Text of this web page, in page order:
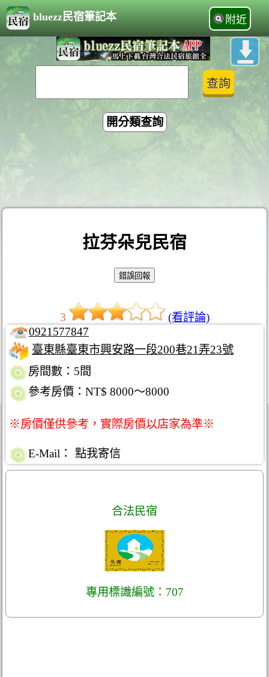
bluezz民宿筆記本 附近
開分類查詢
拉芬朵兒民宿
3
(看評論)
0921577847
臺東縣臺東市興安路一段200巷21弄23號
房間數：5間
參考房價：NT$ 8000～8000
※房價僅供參考，實際房價以店家為準※
E-Mail： 點我寄信
合法民宿
專用標識編號：707